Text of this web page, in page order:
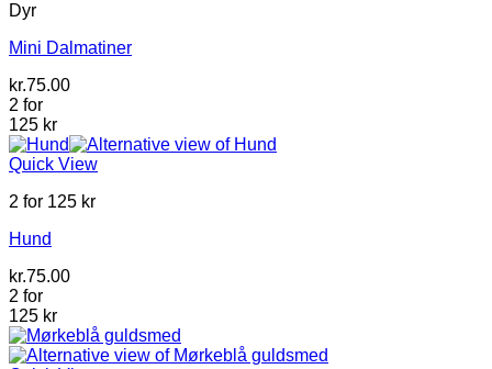
Dyr
Mini Dalmatiner
kr.75.00
2 for
125 kr
Quick View
2 for 125 kr
Hund
kr.75.00
2 for
125 kr